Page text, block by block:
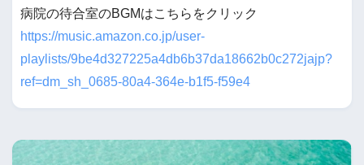
病院の待合室のBGMはこちらをクリック
https://music.amazon.co.jp/user-
playlists/9be4d327225a4db6b37da18662b0c272jajp?
ref=dm_sh_0685-80a4-364e-b1f5-f59e4